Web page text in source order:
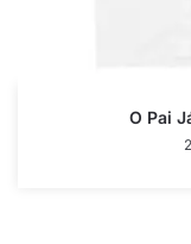
O Pai